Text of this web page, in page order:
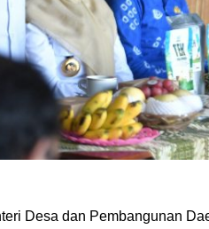
Desa dan Pembangunan